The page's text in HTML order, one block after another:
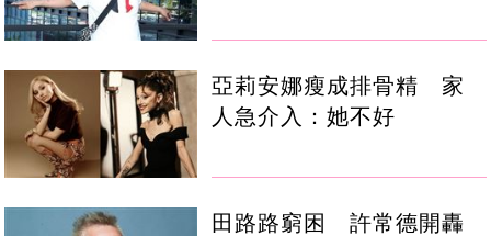
亞莉安娜瘦成排骨精 家
人急介入：她不好
田路路窮困 許常德開轟